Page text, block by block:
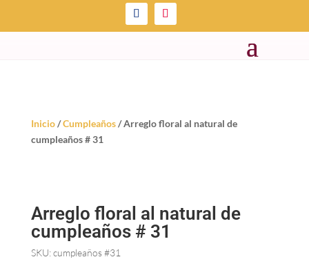
Inicio/Cumpleaños/ Arreglo floral al natural de
cumpleaños # 31
Arreglo floral al natural de
cumpleaños # 31
SKU:cumpleaños #31